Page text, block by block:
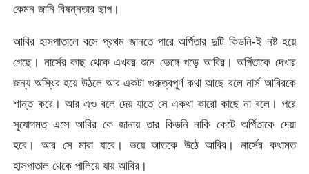
কেমন জানি বিষন্নতার ছাপ।
আবির হাসপাতালে বসে প্রথম জানতে পারে অর্পিতার দুটি কিডনি-ই নষ্ট হয়ে
গেছে। নার্সের কাছ থেকে এখবর শুনে ভেঙ্গে পড়ে আবির। অর্পিতাকে দেখার
জন্য অস্থির হয়ে উঠলে আর একটা গুরুত্বপূর্ণ কথা আছে বলে নার্স আবিরকে
শান্ত করে। আর এও বলে দেয় যাতে সে একথা কারো কাছে না বলে। পরে
সুযোগমত এসে আবির কে জানায় তার কিডনি নাকি কেটে অর্পিতাকে দেয়া
হবে। আর সে মারা যাবে। ভয়ে আতকে উঠে আবির। নার্সের কথামত
হাসপাতাল থেকে পালিয়ে যায় আবির।